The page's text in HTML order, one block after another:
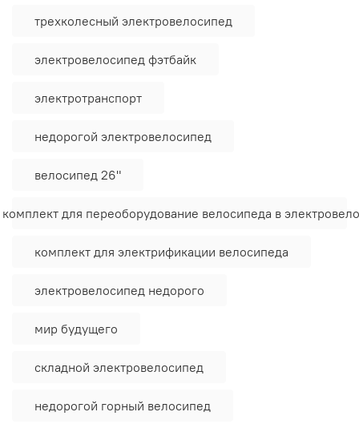
трехколесный электровелосипед
электровелосипед фэтбайк
электротранспорт
недорогой электровелосипед
велосипед 26"
для переоборудование велосипеда в
комплект для электрификации велосипеда
электровелосипед недорого
мир будущего
складной электровелосипед
недорогой горный велосипед